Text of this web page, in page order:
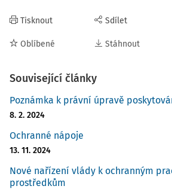
Tisknout
Oblíbené
Sdílet
Stáhnout
Související články
Poznámka k právní úpravě
8. 2. 2024
Ochranné nápoje
13. 11. 2024
Nové nařízení vlády k ochranným
prostředkům